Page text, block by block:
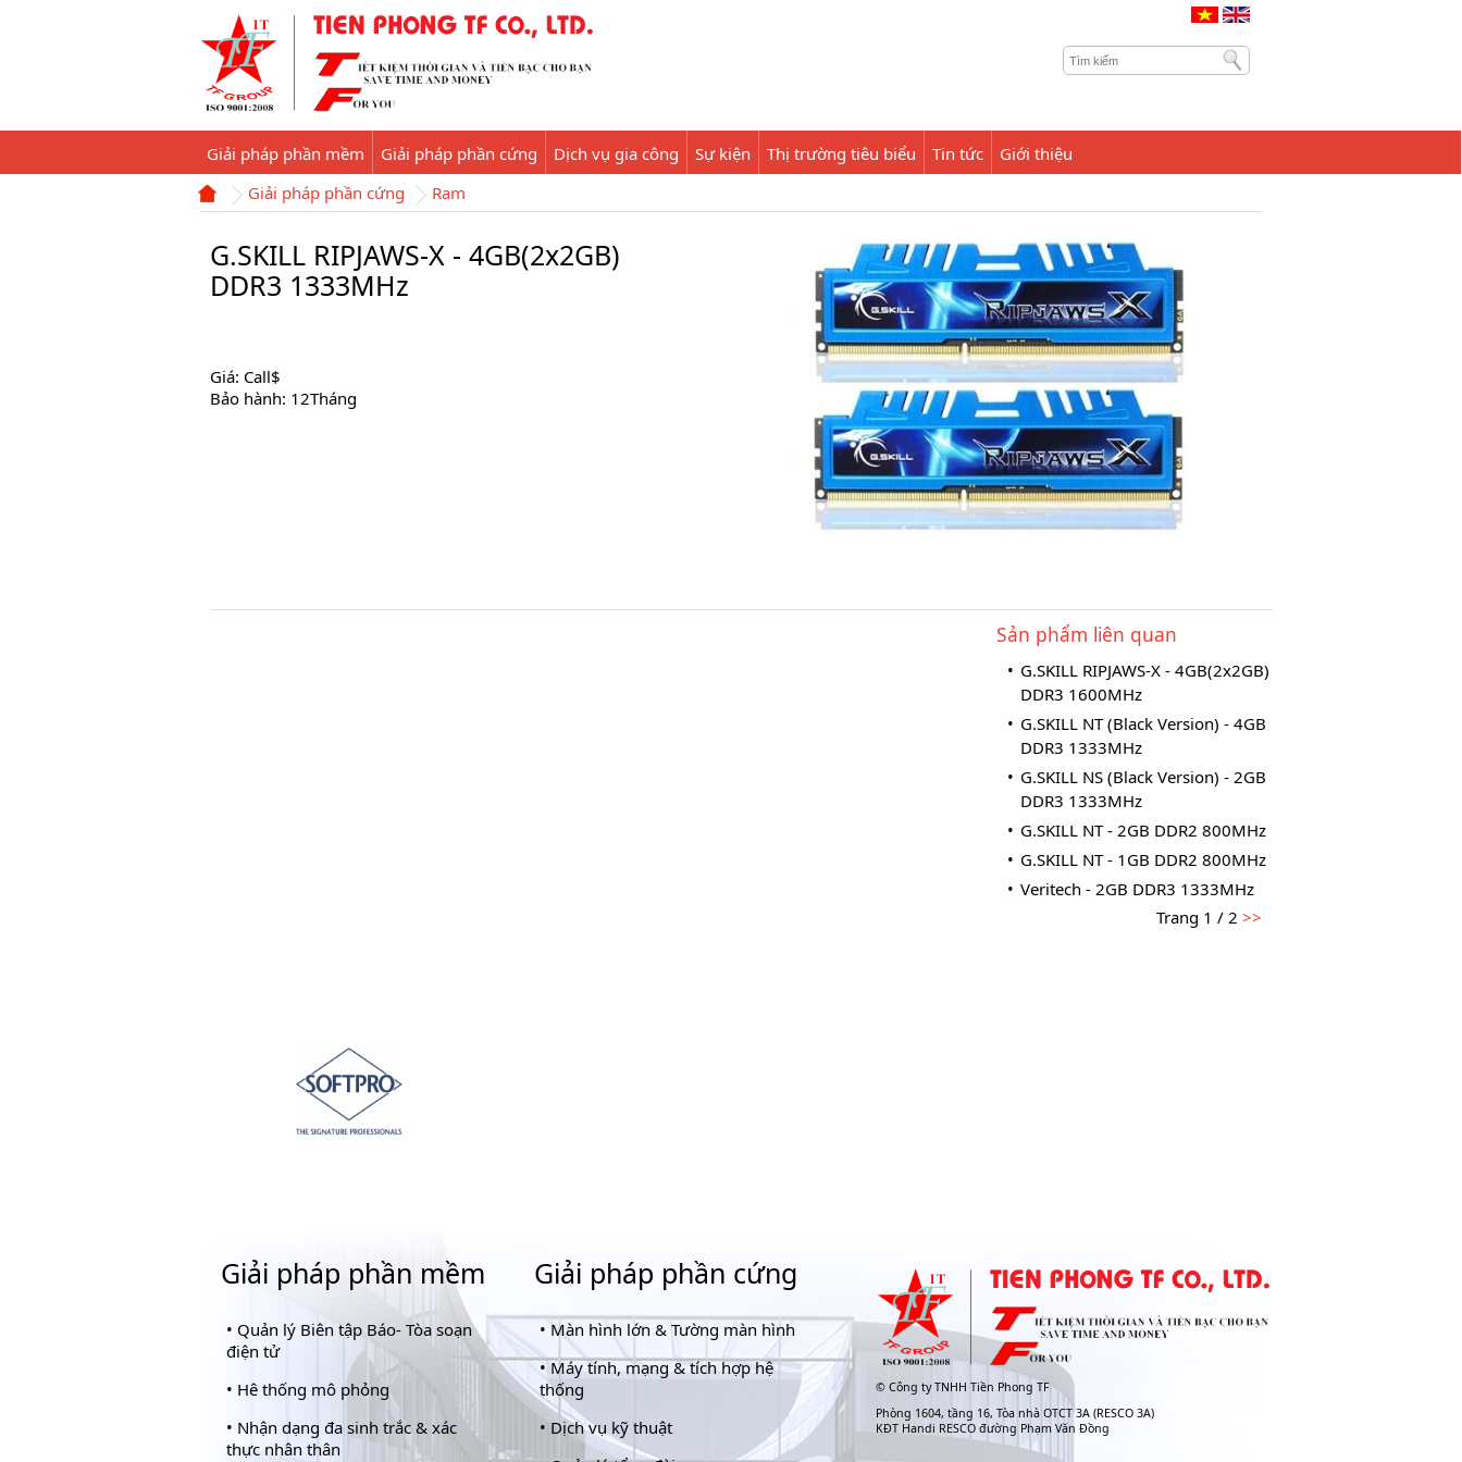
Giải pháp phần mềm Giải pháp phần cứng Dịch vụ gia công Sự kiện Thị trường tiêu biểu Tin tức
Giới thiệu
Giải pháp phần cứng
Ram
G.SKILL RIPJAWS-X - 4GB(2x2GB)
DDR3 1333MHz
Giá: Call$
Bảo hành: 12Tháng
Sản phẩm liên quan
• G.SKILL RIPJAWS-X - 4GB(2x2GB)
DDR3 1600MHz
• G.SKILL NT (Black Version) - 4GB
DDR3 1333MHz
• G.SKILL NS (Black Version) - 2GB
DDR3 1333MHz
• G.SKILL NT - 2GB DDR2 800MHz
• G.SKILL NT - 1GB DDR2 800MHz
• Veritech - 2GB DDR3 1333MHz
Trang 1 / 2 >>
Giải pháp phần mềm
• Quản lý Biên tập Báo- Tòa soạn
điện tử
• Hê thống mô phỏng
• Nhận dạng đa sinh trắc & xác
thực nhân thân
Giải pháp phần cứng
• Màn hình lớn & Tường màn hình
•Máy tính, mạng & tích hợp hệ
thống
• Dịch vụ kỹ thuật
©Công ty TNHH Tiền Phong TF
Phòng 1604, tầng 16, Tòa nhà OTCT 3A (RESCO 3A)
KĐT Handi RESCO đường Phạm Văn Đồng